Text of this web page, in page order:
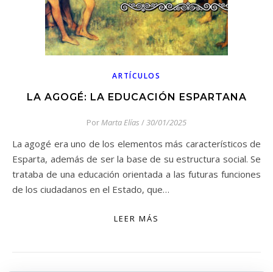
ARTÍCULOS
LA AGOGÉ: LA EDUCACIÓN ESPARTANA
PorMarta Elías /30/01/2025
La agogé era uno de los elementos más característicos de
Esparta, además de ser la base de su estructura social. Se
trataba de una educación orientada a las futuras funciones
de los ciudadanos en el Estado, que…
LEER MÁS